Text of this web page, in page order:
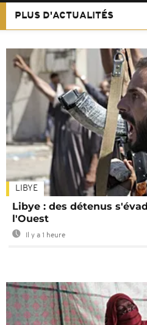
PLUS D'ACTUALITÉS
LIBYE
Libye : des détenus
l'Ouest
Il y a 1 heure